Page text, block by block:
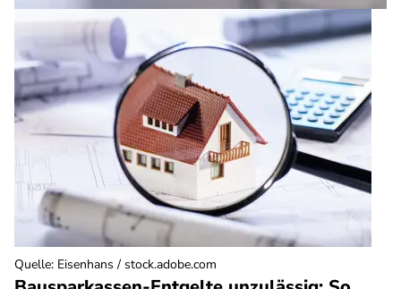
Quelle: Eisenhans / stock.adobe.com